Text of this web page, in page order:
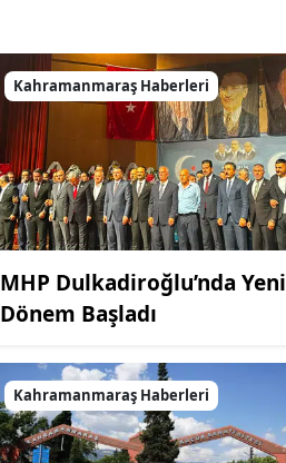
Kahramanmaraş Haberleri
MHP Dulkadiroğlu’nda Yeni
Dönem Başladı
Kahramanmaraş Haberleri